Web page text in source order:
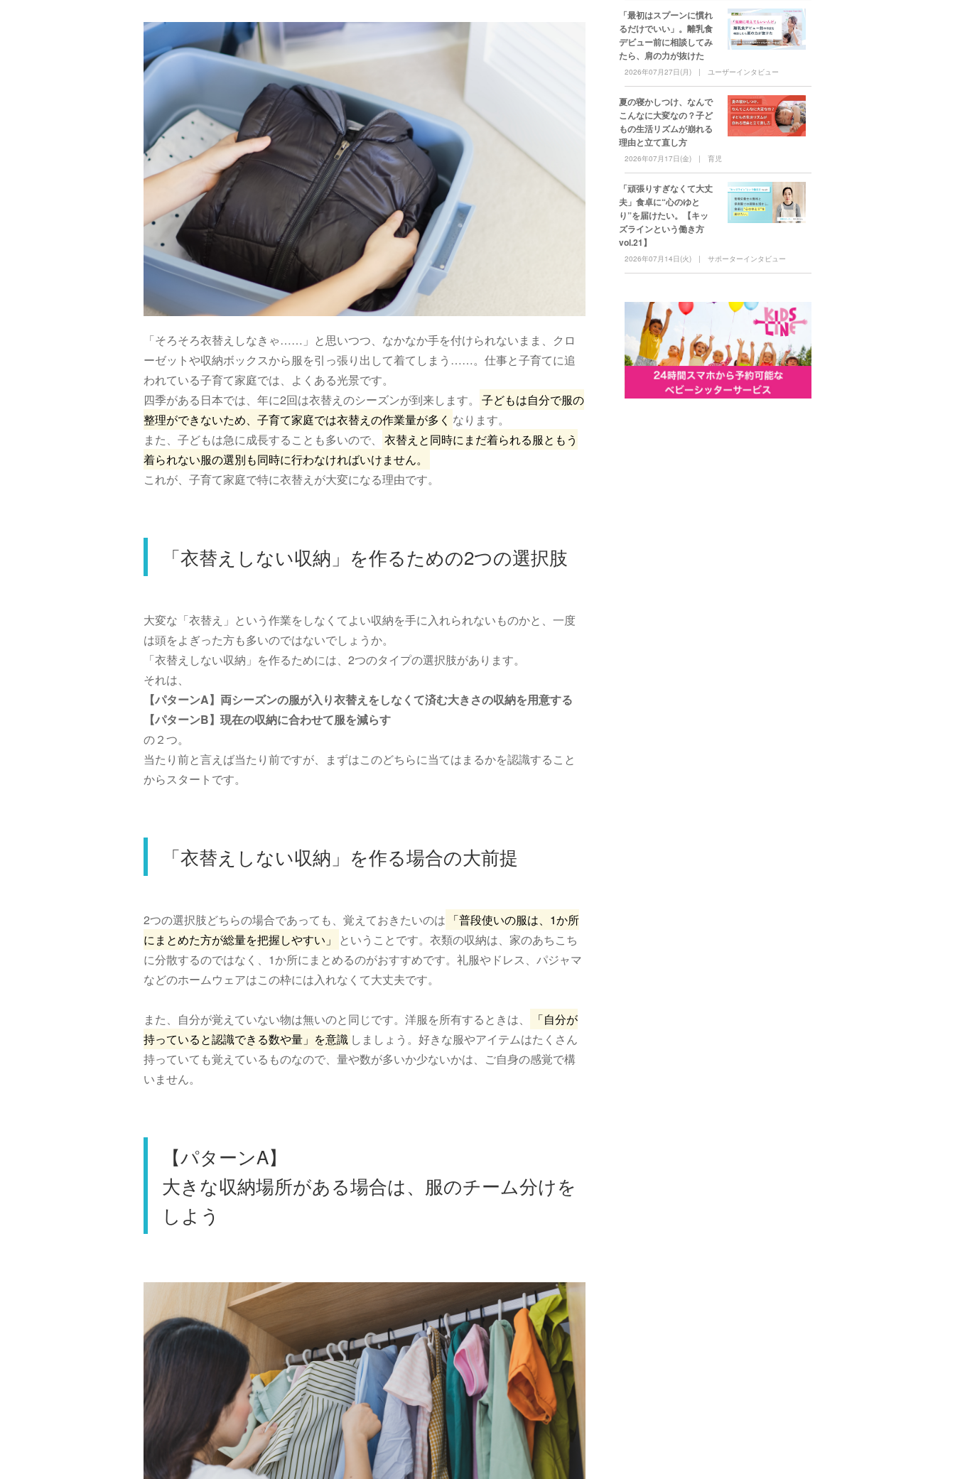
「そろそろ衣替えしなきゃ……」と思いつつ、なかなか手を付けられないまま、クロ
ーゼットや収納ボックスから服を引っ張り出して着てしまう……。仕事と子育てに追
われている子育て家庭では、よくある光景です。
四季がある日本では、年に2回は衣替えのシーズンが到来します。
子どもは自分で服の
整理ができないため、子育て家庭では衣替えの作業量が多く なります。
また、子どもは急に成長することも多いので、
衣替えと同時にまだ着られる服ともう
着られない服の選別も同時に行わなければいけません。
これが、子育て家庭で特に衣替えが大変になる理由です。
「衣替えしない収納」を作るための2つの選択肢
大変な「衣替え」という作業をしなくてよい収納を手に入れられないものかと、一度
は頭をよぎった方も多いのではないでしょうか。
「衣替えしない収納」を作るためには、2つのタイプの選択肢があります。
それは、
【パターンA】両シーズンの服が入り衣替えをしなくて済む大きさの収納を用意する
【パターンB】現在の収納に合わせて服を減らす
の２つ。
当たり前と言えば当たり前ですが、まずはこのどちらに当てはまるかを認識すること
からスタートです。
「衣替えしない収納」を作る場合の大前提
2つの選択肢どちらの場合であっても、覚えておきたいのは 「普段使いの服は、1か所
にまとめた方が総量を把握しやすい」
ということです。衣類の収納は、家のあちこち
に分散するのではなく、1か所にまとめるのがおすすめです。礼服やドレス、パジャマ
などのホームウェアはこの枠には入れなくて大丈夫です。
また、自分が覚えていない物は無いのと同じです。洋服を所有するときは、
「自分が
持っていると認識できる数や量」を意識 しましょう。好きな服やアイテムはたくさん
持っていても覚えているものなので、量や数が多いか少ないかは、ご自身の感覚で構
いません。
【パターンA】
大きな収納場所がある場合は、服のチーム分けを
しよう
「最初はスプーンに慣れ
るだけでいい」。離乳食
デビュー前に相談してみ
たら、肩の力が抜けた
2026年07月27日(月) ユーザーインタビュー
夏の寝かしつけ、なんで
こんなに大変なの？子ど
もの生活リズムが崩れる
理由と立て直し方
2026年07月17日(金) 育児
「頑張りすぎなくて大丈
夫」食卓に“心のゆと
り”を届けたい。【キッ
ズラインという働き方
vol.21】
2026年07月14日(火) サポーターインタビュー